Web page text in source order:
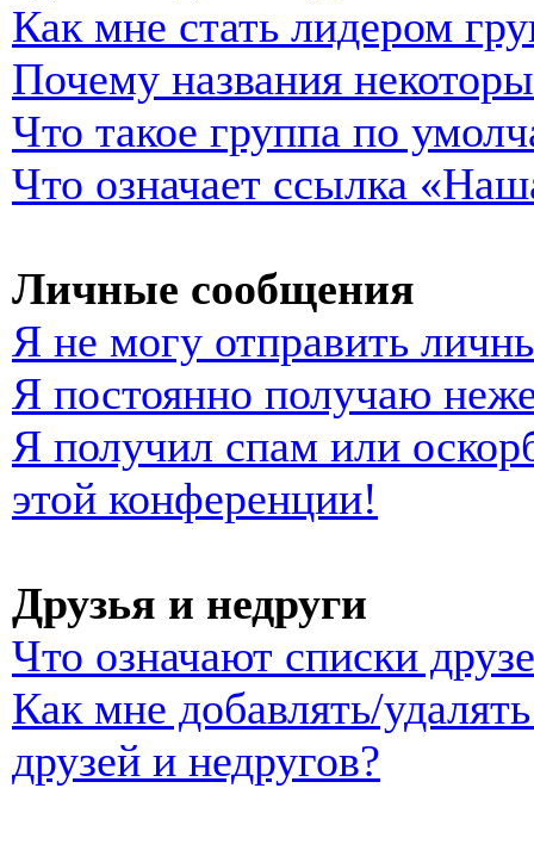
Как мне стать лидером
Почему названия
Что такое группа по
Что означает ссылка
Личные сообщения
Я не могу отправить
Я постоянно получаю
Я получил спам или
этой конференции!
Друзья и недруги
Что означают списки
Как мне добавлять/
друзей и недругов?